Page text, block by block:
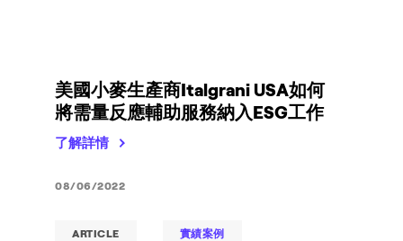
美國小麥生產商Italgrani USA如何
將需量反應輔助服務納入ESG工作
了解詳情
ARTICLE 實績案例
08/06/2022